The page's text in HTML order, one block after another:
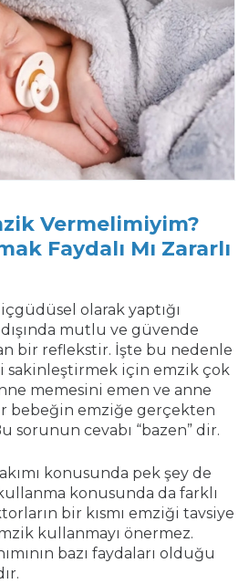
Vermelimiyim?
Faydalı Mı Zararlı
olarak yaptığı
dışında mutlu ve güvende
bir reflekstir. İşte bu nedenle
için emzik çok
memesini emen ve anne
bebeğin emziğe gerçekten
sorunun cevabı “bazen” dir.
konusunda pek şey de
konusunda da farklı
bir kısmı emziği tavsiye
kullanmayı önermez.
bazı faydaları olduğu